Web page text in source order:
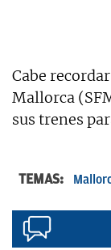
Cabe
Mallorca
sus trenes
TEMAS: